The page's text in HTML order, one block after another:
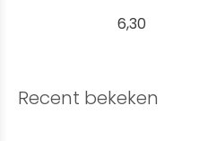
6,30
Recent bekeken